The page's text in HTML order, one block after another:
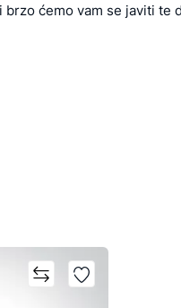
ćemo vam se javiti te